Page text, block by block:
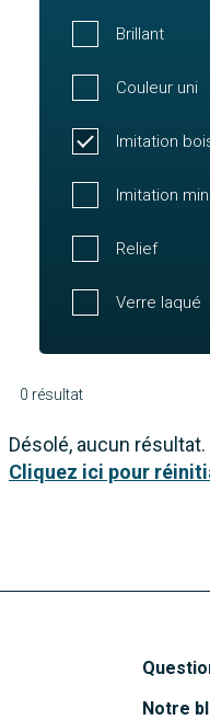
Brillant
Couleur uni
Imitation
Imitation
Relief
Verre laqué
0 résultat
Désolé, aucun résultat.
Cliquez ici pour
Notre